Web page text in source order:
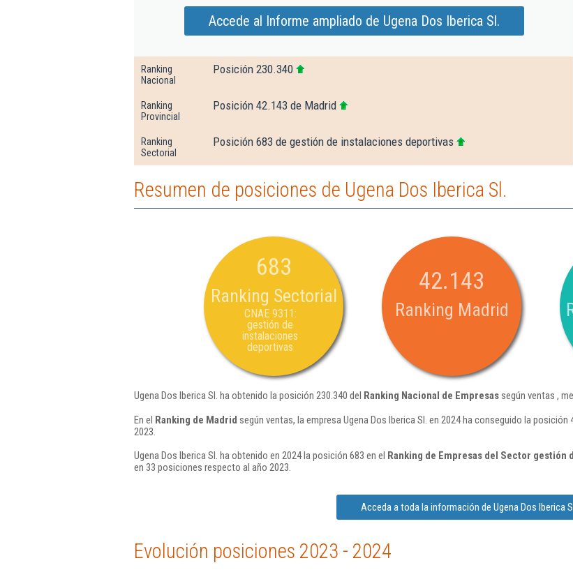
Accede al Informe ampliado de Ugena Dos Iberica Sl.
Ranking
Nacional
Posición 230.340
Ranking
Provincial
Posición 42.143 de Madrid
Ranking
Sectorial
Posición 683 de gestión de instalaciones deportivas
Resumen de posiciones de Ugena Dos Iberica Sl.
683
Ranking Sectorial
CNAE 9311:
gestión de
instalaciones
deportivas
42.143
Ranking Madrid
Ugena Dos Iberica Sl. ha obtenido la posición 230.340 del Ranking Nacional de Empresassegún ventas ,
En el Ranking de Madrid según ventas, la empresa Ugena Dos Iberica Sl. en 2024 ha conseguido la
2023.
Ugena Dos Iberica Sl. ha obtenido en 2024 la posición 683 en el Ranking de Empresas del Sector
en 33 posiciones respecto al año 2023.
Acceda a toda la información de Ugena Dos Iberica
Evolución posiciones 2023 - 2024